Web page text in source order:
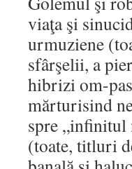
viaţa şi
urmuziene
sfârşelii, a
hibrizi om-
mărturisind
spre „infinitul
(toate, titluri